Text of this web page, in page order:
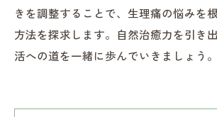
きを調整することで、生理痛の悩みを
方法を探求します。自然治癒力を引き
活への道を一緒に歩んでいきましょう。